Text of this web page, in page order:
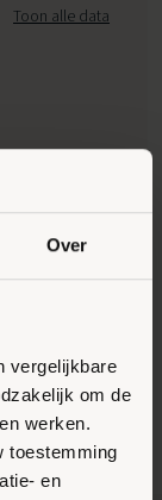
Over
vergelijkbare
om de
werken.
toestemming
en
Toon alle data